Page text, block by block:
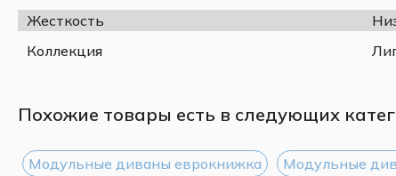
Жесткость
Коллекция
Похожие товары есть в следующих
Модульные диваны еврокнижка Модульные